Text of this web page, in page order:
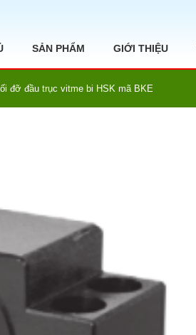
SẢN PHẨM GIỚI THIỆU
đỡ đầu trục vitme bi HSK mã BKE